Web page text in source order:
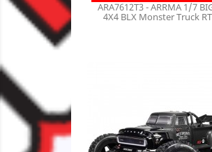
ARA7612T3 - ARRMA 1/7
4X4 BLX Monster Truck